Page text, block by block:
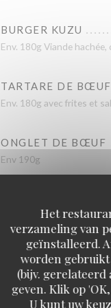
Het
verzameling van
geïnstalleerd.
worden gebruikt
(bijv. gerelateerd
geven. Klik op
U kunt uw
BURGER KUZU
Env. 180g Viande
TARTARE DE
Env. 180g avec frites et
ONGLET DE BŒUF
Env 190g
Env. 300g
ASSIETTE